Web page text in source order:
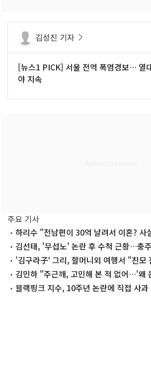
김성진 기자
[뉴스1 PICK] 서울 전역 폭염경보… 열
야 지속
주요 기사
하리수 "전남편이 30억 날려서 이혼? 사
김선태, '무섭노' 논란 후 수척 근황…충
생각 없냐?"
'김구라子' 그리, 할머니외 여행서 "친모
김민하 "주근깨, 고민해 본 적 없어…'왜
블랙핑크 지수, 10주년 논란에 직접 사